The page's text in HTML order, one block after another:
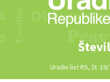
Uradni list RS, št.